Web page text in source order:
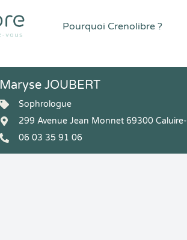
Pourquoi Crenolibre ?
Maryse JOUBERT
Sophrologue
299 Avenue Jean Monnet 69300
06 03 35 91 06